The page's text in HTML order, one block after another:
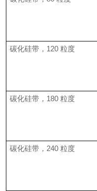
碳化硅带， 120 粒度
碳化硅带， 180 粒度
碳化硅带， 240 粒度